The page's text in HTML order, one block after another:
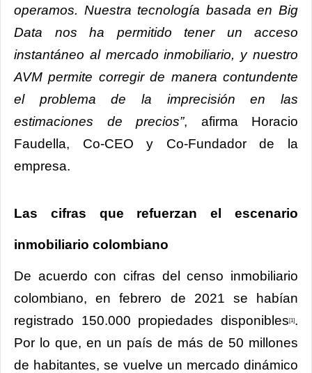
operamos. Nuestra tecnología basada en Big
Data nos ha permitido tener un acceso
instantáneo al mercado inmobiliario, y nuestro
AVM permite corregir de manera contundente
el problema de la imprecisión en las
estimaciones de precios”, afirma Horacio
Faudella, Co-CEO y Co-Fundador de la
empresa.
Las cifras que refuerzan el escenario
inmobiliario colombiano
De acuerdo con cifras del censo inmobiliario
colombiano, en febrero de 2021 se habían
registrado 150.000 propiedades disponibles [1] .
Por lo que, en un país de más de 50 millones
de habitantes, se vuelve un mercado dinámico